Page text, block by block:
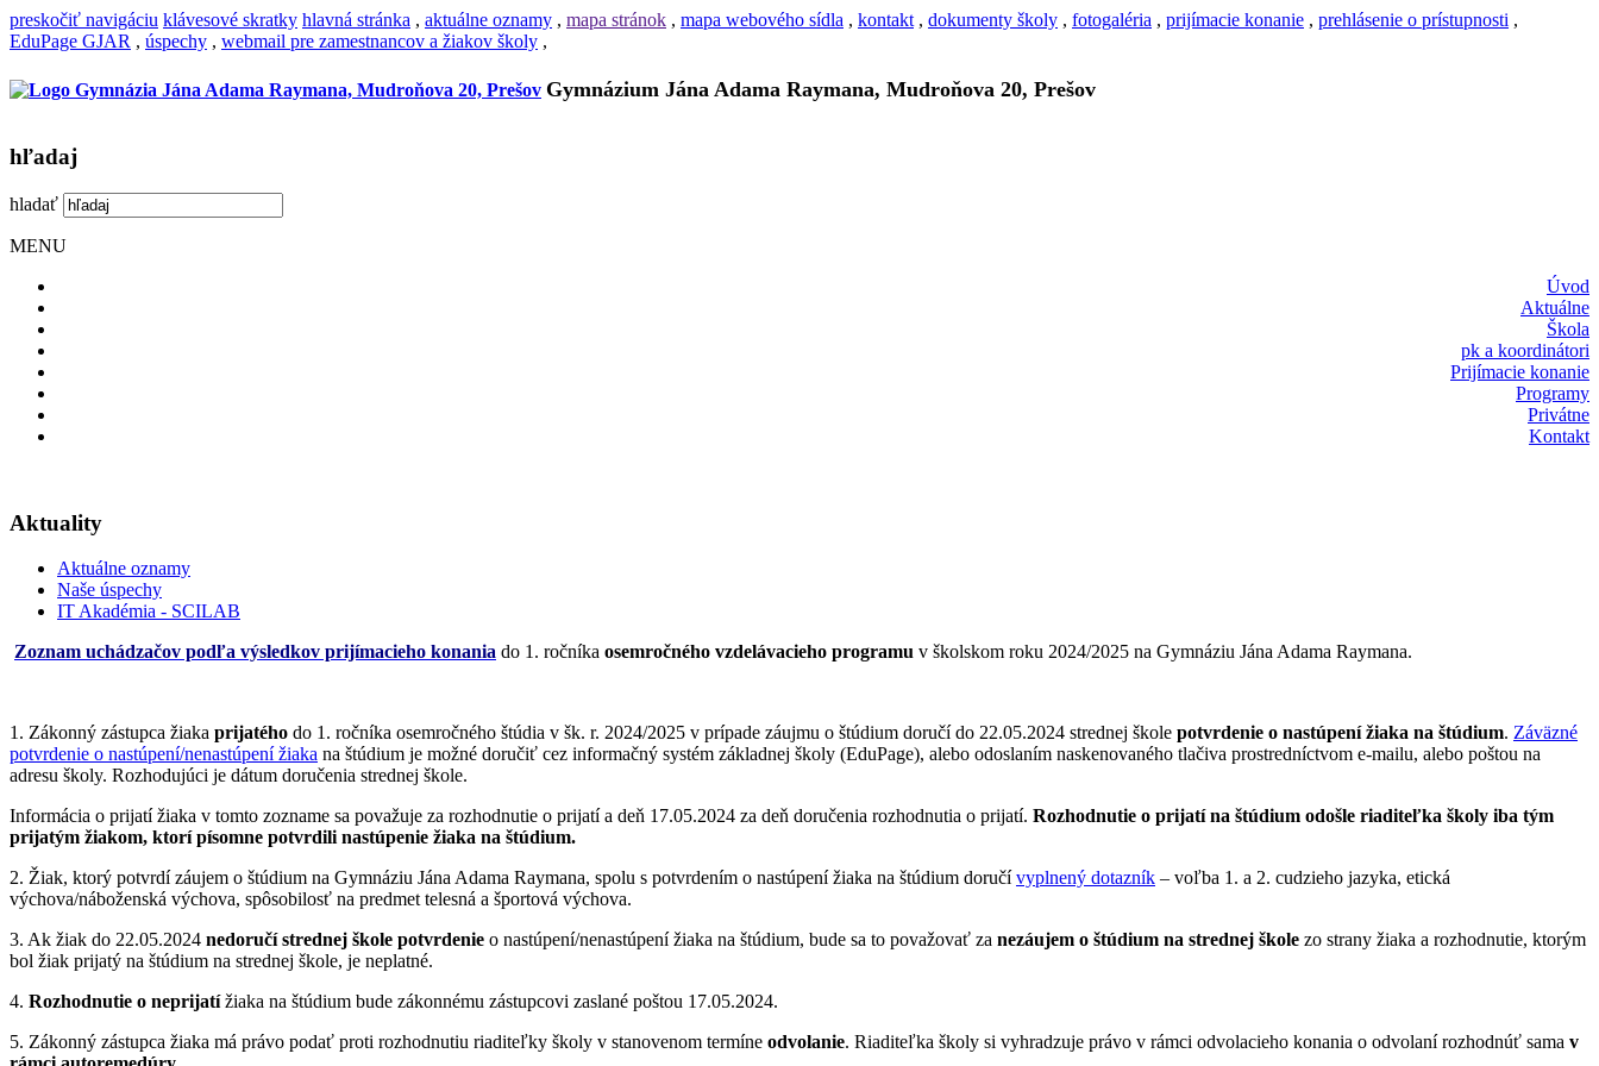
preskočiť navigáciu klávesové skratky hlavná stránka , aktuálne oznamy , mapa stránok , mapa webového sídla , kontakt , dokumenty školy , fotogaléria , prijímacie konanie , prehlásenie o prístupnosti ,
EduPage GJAR , úspechy , webmail pre zamestnancov a žiakov školy ,
Gymnázium Jána Adama Raymana, Mudroňova 20, Prešov
hľadaj
hladať
MENU
Úvod
Aktuálne
Škola
pk a koordinátori
Prijímacie konanie
Programy
Privátne
Kontakt
Aktuality
Aktuálne oznamy
Naše úspechy
IT Akadémia - SCILAB
Zoznam uchádzačov podľa výsledkov prijímacieho konania do 1. ročníka osemročného vzdelávacieho programu v školskom roku 2024/2025 na Gymnáziu Jána Adama Raymana.
1. Zákonný zástupca žiaka prijatého do 1. ročníka osemročného štúdia v šk. r. 2024/2025 v prípade záujmu o štúdium doručí do 22.05.2024 strednej škole potvrdenie o nastúpení žiaka na štúdium. Záväzné
potvrdenie o nastúpení/nenastúpení žiaka na štúdium je možné doručiť cez informačný systém základnej školy (EduPage), alebo odoslaním naskenovaného tlačiva prostredníctvom e-mailu, alebo poštou na
adresu školy. Rozhodujúci je dátum doručenia strednej škole.
Informácia o prijatí žiaka v tomto zozname sa považuje za rozhodnutie o prijatí a deň 17.05.2024 za deň doručenia rozhodnutia o prijatí. Rozhodnutie o prijatí na štúdium odošle riaditeľka školy iba tým
prijatým žiakom, ktorí písomne potvrdili nastúpenie žiaka na štúdium.
2. Žiak, ktorý potvrdí záujem o štúdium na Gymnáziu Jána Adama Raymana, spolu s potvrdením o nastúpení žiaka na štúdium doručívyplnený dotazník – voľba 1. a 2. cudzieho jazyka, etická
výchova/náboženská výchova, spôsobilosť na predmet telesná a športová výchova.
3. Ak žiak do 22.05.2024 nedoručí strednej škole potvrdenie o nastúpení/nenastúpení žiaka na štúdium, bude sa to považovať za nezáujem o štúdium na strednej škole zo strany žiaka a rozhodnutie, ktorým
bol žiak prijatý na štúdium na strednej škole, je neplatné.
4. Rozhodnutie o neprijatížiaka na štúdium bude zákonnému zástupcovi zaslané poštou 17.05.2024.
5. Zákonný zástupca žiaka má právo podať proti rozhodnutiu riaditeľky školy v stanovenom termíne odvolanie. Riaditeľka školy si vyhradzuje právo v rámci odvolacieho konania o odvolaní rozhodnúť sama v